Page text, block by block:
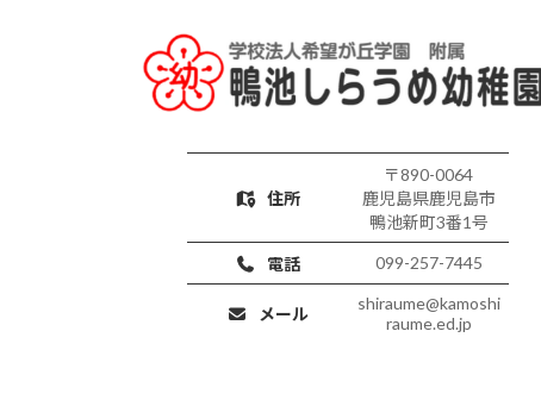
住所
〒890-0064
鹿児島県鹿児島市
鴨池新町3番1号
電話 099-257-7445
メール
shiraume@kamoshi
raume.ed.jp